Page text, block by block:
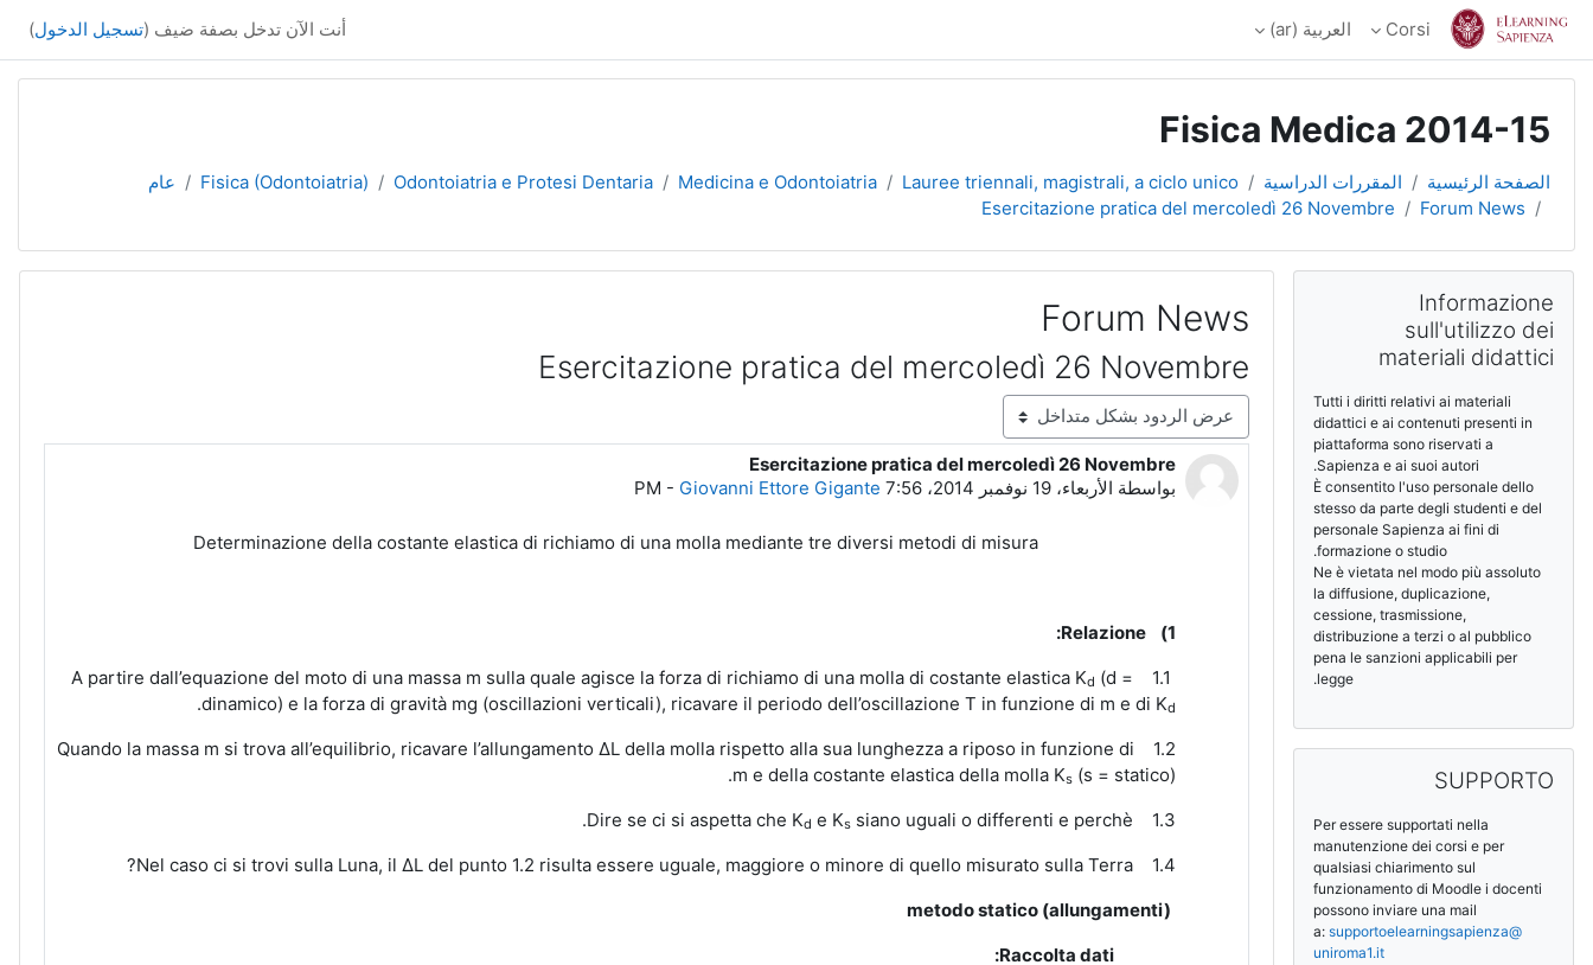
تخطى إلى المحتوى الرئيسي
Corsi العربية ‎(ar)‎ أنت الآن تدخل بصفة ضيف (تسجيل الدخول)
Fisica Medica 2014-15
الصفحة الرئيسية المقررات الدراسية Lauree triennali, magistrali, a ciclo unico
Medicina e Odontoiatria
Odontoiatria e Protesi Dentaria
Fisica (Odontoiatria)
عام
Forum News
Esercitazione pratica del mercoledì 26 Novembre
Forum News
Esercitazione pratica del mercoledì 26 Novembre
نمط العرض
Esercitazione pratica del mercoledì 26 Novembre
بواسطة الأربعاء، 19 نوفمبر 2014، 7:56 PM - Giovanni Ettore Gigante
عدد الردود: 0
Determinazione della costante elastica di richiamo di una molla mediante tre diversi metodi di misura
1)
Relazione:
d (d =
dinamico) e la forza di gravità mg (oscillazioni verticali), ricavare il periodo dell’oscillazione T in funzione di m e di Kd
.
1.2 Quando la massa m si trova all’equilibrio, ricavare l’allungamento ΔL della molla rispetto alla sua lunghezza a riposo in funzione di
m e della costante elastica della molla Ks (s = statico).
1.3 Dire se ci si aspetta che K
d e Ks siano uguali o differenti e perchè.
1.4 Nel caso ci si trovi sulla Luna, il ΔL del punto 1.2 risulta essere uguale, maggiore o minore di quello misurato sulla Terra?
metodo statico (allungamenti)
Raccolta dati:
الكتل
Informazione
sull'utilizzo dei
materiali didattici
Tutti i diritti relativi ai materiali
didattici e ai contenuti presenti in
piattaforma sono riservati a
Sapienza e ai suoi autori.
È consentito l'uso personale dello
stesso da parte degli studenti e del
personale Sapienza ai fini di
formazione o studio.
Ne è vietata nel modo più assoluto
la diffusione, duplicazione,
cessione, trasmissione,
distribuzione a terzi o al pubblico
pena le sanzioni applicabili per
legge.
SUPPORTO
Per essere supportati nella
manutenzione dei corsi e per
qualsiasi chiarimento sul
funzionamento di Moodle i docenti
possono inviare una mail
a:supportoelearningsapienza@
uniroma1.it